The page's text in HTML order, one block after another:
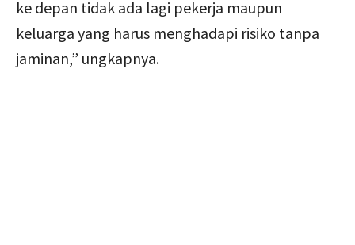
ke depan tidak ada lagi pekerja maupun
keluarga yang harus menghadapi risiko tanpa
jaminan,” ungkapnya.